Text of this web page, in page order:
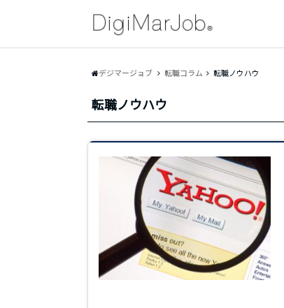
デジマージョブ 転職コラム 転職ノウハウ
転職ノウハウ